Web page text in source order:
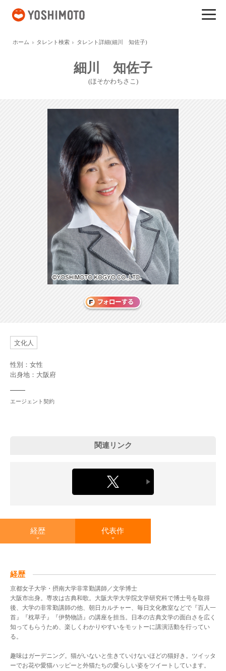
ホーム タレント検索 タレント詳細(細川 知佐子)
細川 知佐子
(ほそかわちさこ)
文化人
性別：女性
出身地：大阪府
エージェント契約
関連リンク
経歴 代表作
経歴
京都女子大学・摂南大学非常勤講師／文学博士
大阪市出身。専攻は古典和歌。大阪大学大学院文学研究科で博士号を取得
後、大学の非常勤講師の他、朝日カルチャー、毎日文化教室などで『百人一
首』『枕草子』『伊勢物語』の講座を担当。日本の古典文学の面白さを広く
知ってもらうため、楽しくわかりやすいをモットーに講演活動を行ってい
る。
趣味はガーデニング。猫がいないと生きていけないほどの猫好き。ツイッタ
ーでお花や愛猫ハッピーと外猫たちの愛らしい姿をツイートしています。